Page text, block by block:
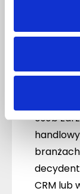
to
Webinar
w
osób
CRM lub